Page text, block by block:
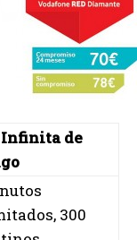
Infinita de
300